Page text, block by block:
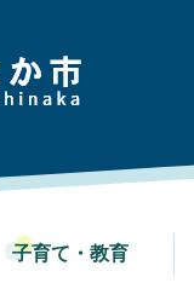
子育て・教育